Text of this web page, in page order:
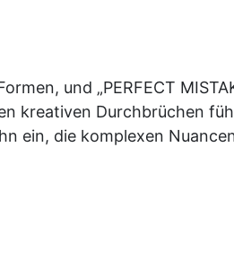
und „PERFECT
kreativen Durchbrüchen
ein, die komplexen